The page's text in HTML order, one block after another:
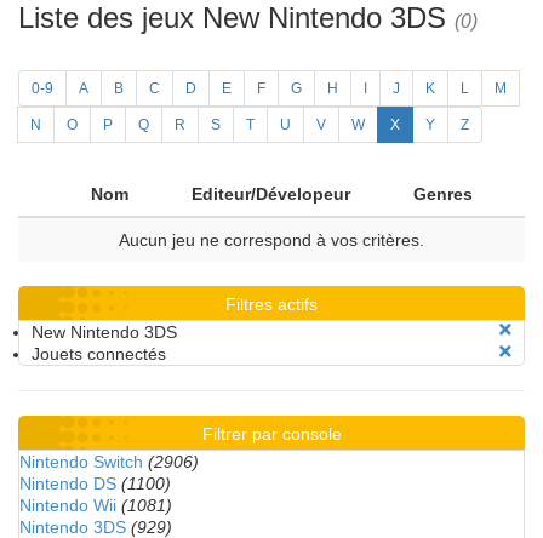
Liste des jeux New Nintendo 3DS (0)
0-9 A B C D E F G H J K L M
N O P Q R S T U V W X Y Z
Nom Editeur/Dévelopeur Genres
Aucun jeu ne correspond à vos critères.
Filtres actifs
New Nintendo 3DS
Jouets connectés
Filtrer par console
Nintendo Switch (2906)
Nintendo DS (1100)
Nintendo Wii (1081)
Nintendo 3DS (929)